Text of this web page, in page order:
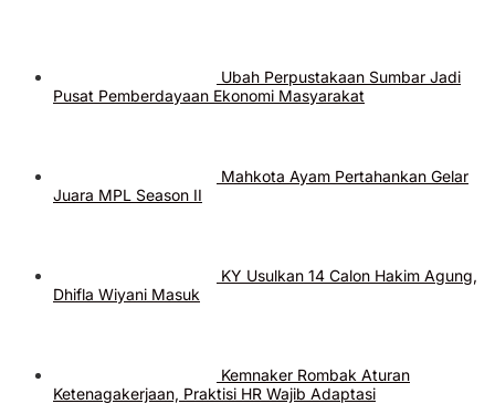
Ubah Perpustakaan Sumbar Jadi
Pusat Pemberdayaan Ekonomi Masyarakat
Mahkota Ayam Pertahankan Gelar
Juara MPL Season II
KY Usulkan 14 Calon Hakim Agung,
Dhifla Wiyani Masuk
Kemnaker Rombak Aturan
Ketenagakerjaan, Praktisi HR Wajib Adaptasi